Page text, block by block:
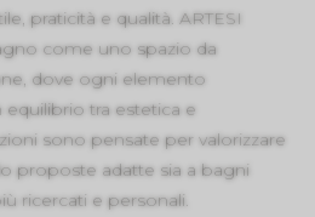
praticità e qualità. ARTESI
come uno spazio da
dove ogni elemento
tra estetica e
sono pensate per valorizzare
proposte adatte sia a bagni
ricercati e personali.